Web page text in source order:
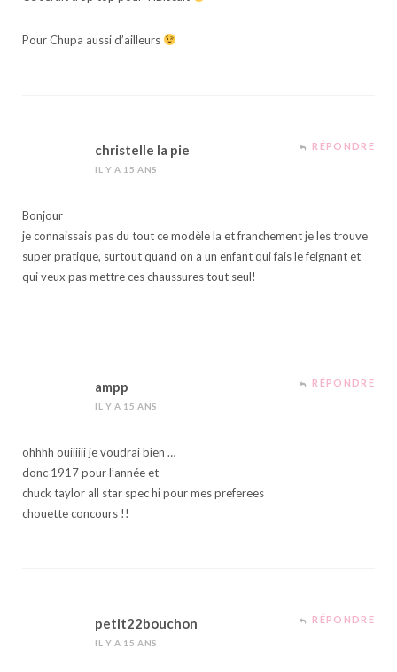
Pour Chupa aussi d’ailleurs
christelle la pie
IL Y A 15 ANS
RÉPONDRE
Bonjour
je connaissais pas du tout ce modèle la et franchement je les trouve
super pratique, surtout quand on a un enfant qui fais le feignant et
qui veux pas mettre ces chaussures tout seul!
ampp
IL Y A 15 ANS
RÉPONDRE
ohhhh ouiiiiii je voudrai bien …
donc 1917 pour l’année et
chuck taylor all star spec hi pour mes preferees
chouette concours !!
petit22bouchon
IL Y A 15 ANS
RÉPONDRE